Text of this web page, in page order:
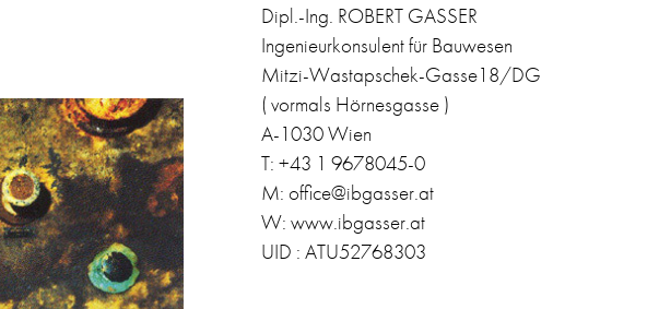
Dipl.-Ing. ROBERT GASSER
Ingenieurkonsulent für Bauwesen
Mitzi-Wastapschek-Gasse18/DG
( vormals Hörnesgasse )
A-1030 Wien
T: +43 1 9678045-0
M: office@ibgasser.at
W: www.ibgasser.at
UID : ATU52768303